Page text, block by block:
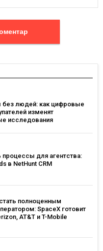
коментар
без людей: как цифровые
изменят
исследования
процессы для агентства:
в NetHunt CRM
полноценным
SpaceX готовит
AT&T и T-Mobile